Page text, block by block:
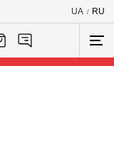
UA / RU